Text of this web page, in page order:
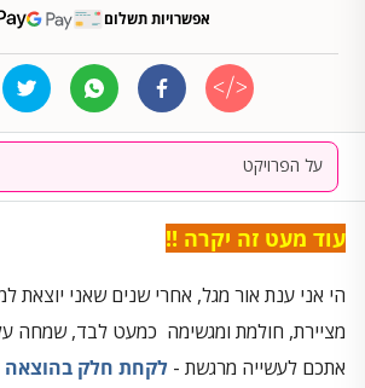
אפשרויות תשלום
על הפרויקט
עוד מעט זה יקרה !!
הי אני ענת אור מגל, אחרי שנים שאני יוצאת
מציירת, חולמת ומגשימה כמעט לבד, שמחה
אתכם לעשייה מרגשת - לקחת חלק בהוצאה